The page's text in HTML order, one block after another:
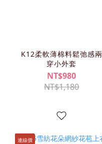
K12柔軟薄棉料鬆弛感兩
穿小外套
NT$980
NT$1,180
連線價